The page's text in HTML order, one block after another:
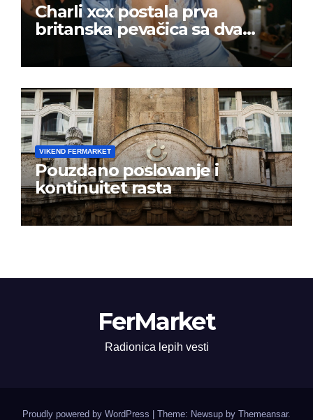
Charli xcx postala prva
britanska pevačica sa dva
albuma na prvom mestu u
istoj kalendarskoj godini
VIKEND FERMARKET
Pouzdano poslovanje i
kontinuitet rasta
FerMarket
Radionica lepih vesti
Proudly powered by WordPress Theme: Newsup by Themeansar.